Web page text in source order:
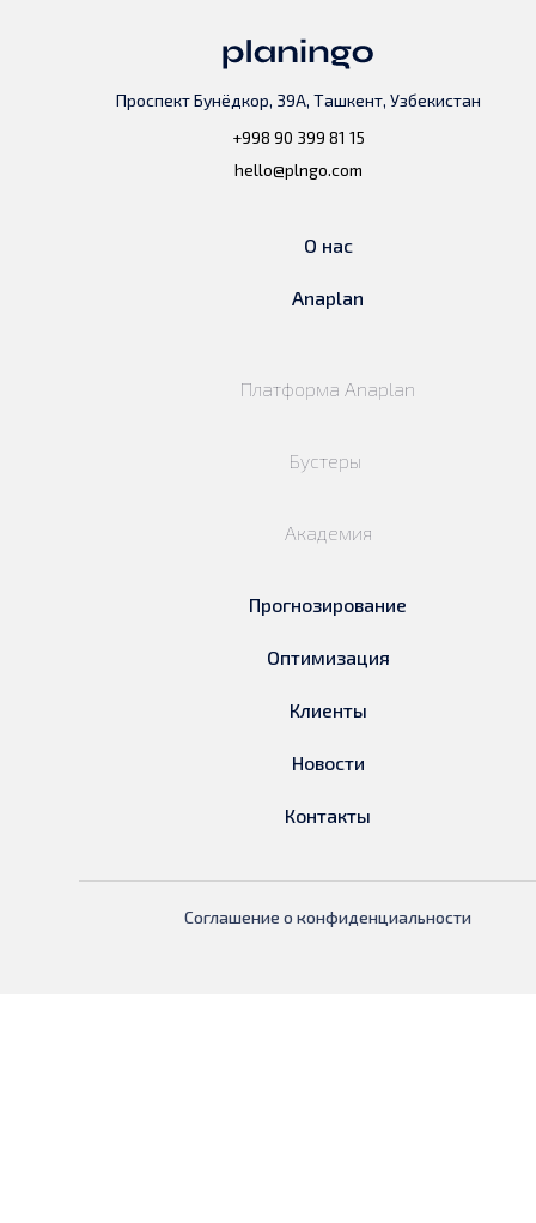
Проспект Бунёдкор, 39А, Ташкент, Узбекистан
+998 90 399 81 15
hello@plngo.com
О нас
Anaplan
Платформа Anaplan
Бустеры
Академия
Прогнозирование
Оптимизация
Клиенты
Новости
Контакты
Соглашение о конфиденциальности